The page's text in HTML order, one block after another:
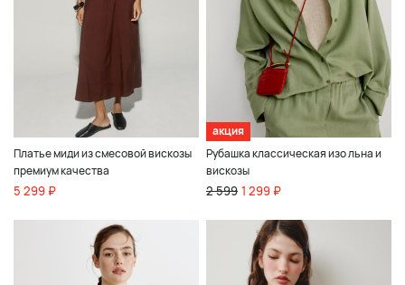
Платье миди из смесовой вискозы
премиум качества
5 299 ₽
акция
Рубашка классическая изо льна и
вискозы
2 599 1 299 ₽